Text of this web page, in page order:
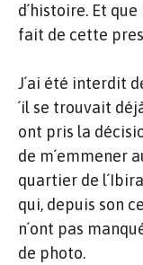
d´histoire. Et
fait de cette
J´ai été interdit
´il se trouvait
ont pris la
de m´emmener
quartier de
qui, depuis son
n´ont pas
de photo.